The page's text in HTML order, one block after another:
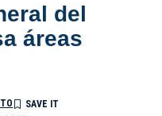
del
áreas